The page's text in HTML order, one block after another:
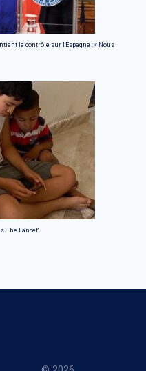
le contrôle sur l'Espagne : « Nous
'The Lancet'